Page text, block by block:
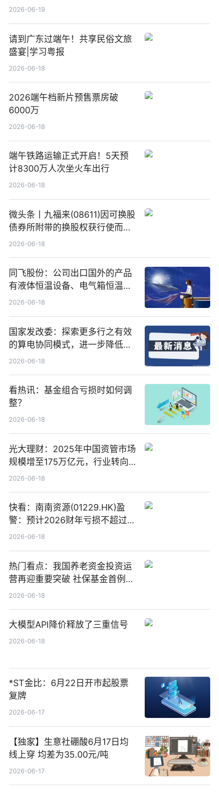
新要闻
2026-06-19
请到广东过端午！共享民俗文旅
盛宴|学习粤报
2026-06-18
2026端午档新片预售票房破
6000万
2026-06-18
端午铁路运输正式开启！5天预
计8300万人次坐火车出行
2026-06-18
微头条丨九福来(08611)因可换股
债券所附带的换股权获行使而发
行5200万股
2026-06-18
同飞股份：公司出口国外的产品
有液体恒温设备、电气箱恒温装
置、纯水冷却单元和特种换热器
2026-06-18
国家发改委：探索更多行之有效
的算电协同模式，进一步降低网
络传输时延_最资讯
2026-06-18
看热讯：基金组合亏损时如何调
整？
2026-06-18
光大理财：2025年中国资管市场
规模增至175万亿元，行业转向
“量质并重”
2026-06-18
快看：南南资源(01229.HK)盈
警：预计2026财年亏损不超过
1000万港元
2026-06-18
热门看点：我国养老资金投资运
营再迎重要突破 社保基金首例期
货账户完成开立
2026-06-18
大模型API降价释放了三重信号
2026-06-18
*ST金比：6月22日开市起股票
复牌
2026-06-17
【独家】生意社硼酸6月17日均
线上穿 均差为35.00元/吨
2026-06-17